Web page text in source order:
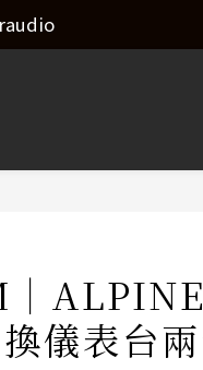
儀表台